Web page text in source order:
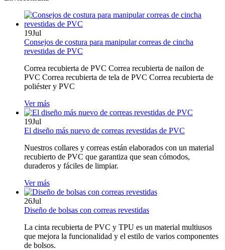
19Jul
Consejos de costura para manipular correas de cincha
revestidas de PVC
Correa recubierta de PVC Correa recubierta de nailon de
PVC Correa recubierta de tela de PVC Correa recubierta de
poliéster y PVC
Ver más
19Jul
​​​​​​​​El diseño más nuevo de correas revestidas de PVC
Nuestros collares y correas están elaborados con un material
recubierto de PVC que garantiza que sean cómodos,
duraderos y fáciles de limpiar.
Ver más
26Jul
Diseño de bolsas con correas revestidas
La cinta recubierta de PVC y TPU es un material multiusos
que mejora la funcionalidad y el estilo de varios componentes
de bolsos.